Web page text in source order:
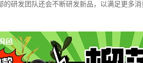
的研发团队还会不断研发新品，以满足更多